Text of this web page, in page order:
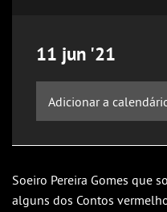
11 jun '21
Adicionar a
Outlook
Soeiro Pereira Gomes que
alguns dos Contos